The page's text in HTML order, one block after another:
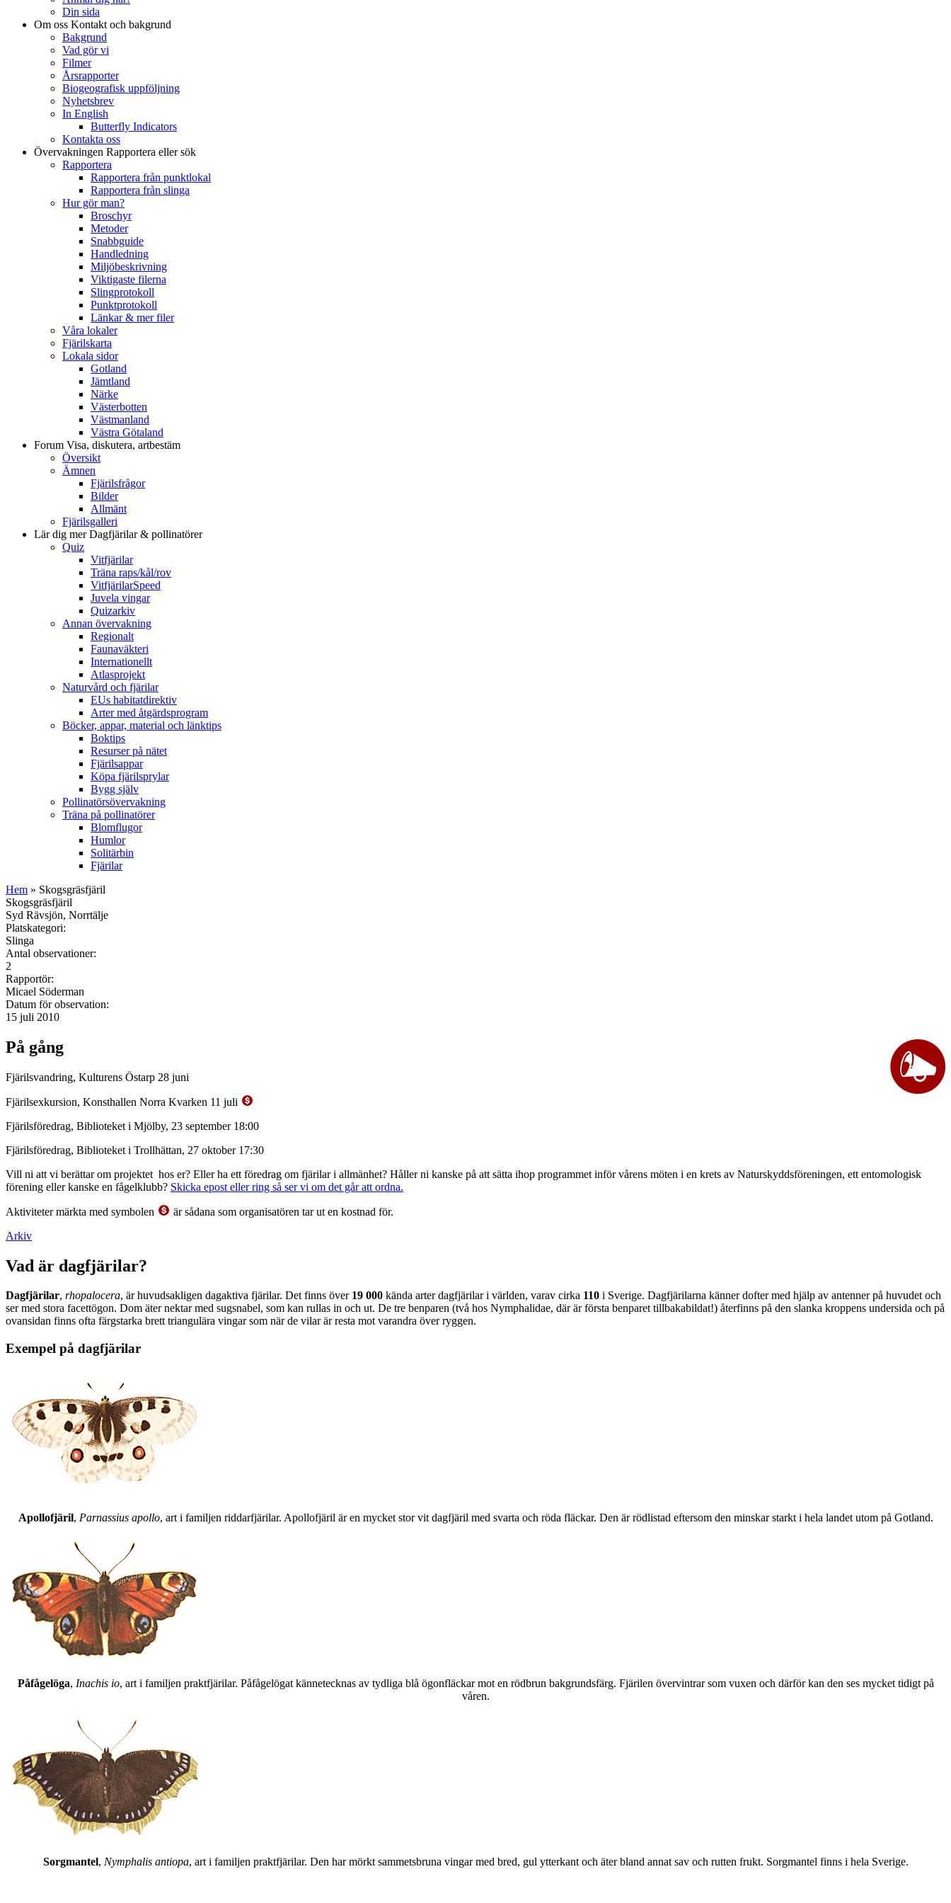
Din sida
Om oss Kontakt och bakgrund
Bakgrund
Vad gör vi
Filmer
Årsrapporter
Biogeografisk uppföljning
Nyhetsbrev
In English
Butterfly Indicators
Kontakta oss
Övervakningen Rapportera eller sök
Rapportera
Rapportera från punktlokal
Rapportera från slinga
Hur gör man?
Broschyr
Metoder
Snabbguide
Handledning
Miljöbeskrivning
Viktigaste filerna
Slingprotokoll
Punktprotokoll
Länkar & mer filer
Våra lokaler
Fjärilskarta
Lokala sidor
Gotland
Jämtland
Närke
Västerbotten
Västmanland
Västra Götaland
Forum Visa, diskutera, artbestäm
Översikt
Ämnen
Fjärilsfrågor
Bilder
Allmänt
Fjärilsgalleri
Lär dig merDagfjärilar & pollinatörer
Quiz
Vitfjärilar
Träna raps/kål/rov
VitfjärilarSpeed
Juvela vingar
Quizarkiv
Annan övervakning
Regionalt
Faunaväkteri
Internationellt
Atlasprojekt
Naturvård och fjärilar
EUs habitatdirektiv
Arter med åtgärdsprogram
Böcker, appar, material och länktips
Boktips
Resurser på nätet
Fjärilsappar
Köpa fjärilsprylar
Bygg själv
Pollinatörsövervakning
Träna på pollinatörer
Blomflugor
Humlor
Solitärbin
Fjärilar
Hem » Skogsgräsfjäril
Skogsgräsfjäril
Syd Rävsjön, Norrtälje
Platskategori:
Slinga
Antal observationer:
2
Rapportör:
Micael Söderman
Datum för observation:
15 juli 2010
På gång
Fjärilsvandring, Kulturens Östarp 28 juni
Fjärilsexkursion, Konsthallen Norra Kvarken 11 juli
Fjärilsföredrag, Biblioteket i Mjölby, 23 september 18:00
Fjärilsföredrag, Biblioteket i Trollhättan, 27 oktober 17:30
Vill ni att vi berättar om projektet hos er? Eller ha ett föredrag om fjärilar i allmänhet? Håller ni kanske på att sätta ihop programmet inför vårens möten i en krets av Naturskyddsföreningen, ett entomologisk
förening eller kanske en fågelklubb? Skicka epost eller ring så ser vi om det går att ordna.
Aktiviteter märkta med symbolen
är sådana som organisatören tar ut en kostnad för.
Arkiv
Vad är dagfjärilar?
Dagfjärilar, rhopalocera, är huvudsakligen dagaktiva fjärilar. Det finns över 19 000 kända arter dagfjärilar i världen, varav cirka 110 i Sverige. Dagfjärilarna känner dofter med hjälp av antenner på huvudet och
ser med stora facettögon. Dom äter nektar med sugsnabel, som kan rullas in och ut. De tre benparen (två hos Nymphalidae, där är första benparet tillbakabildat!) återfinns på den slanka kroppens undersida och på
ovansidan finns ofta färgstarka brett triangulära vingar som när de vilar är resta mot varandra över ryggen.
Exempel på dagfjärilar
Apollofjäril, Parnassius apollo, art i familjen riddarfjärilar. Apollofjäril är en mycket stor vit dagfjäril med svarta och röda fläckar. Den är rödlistad eftersom den minskar starkt i hela landet utom på Gotland.
Påfågelöga, Inachis io, art i familjen praktfjärilar. Påfågelögat kännetecknas av tydliga blå ögonfläckar mot en rödbrun bakgrundsfärg. Fjärilen övervintrar som vuxen och därför kan den ses mycket tidigt på
våren.
Sorgmantel, Nymphalis antiopa, art i familjen praktfjärilar. Den har mörkt sammetsbruna vingar med bred, gul ytterkant och äter bland annat sav och rutten frukt. Sorgmantel finns i hela Sverige.